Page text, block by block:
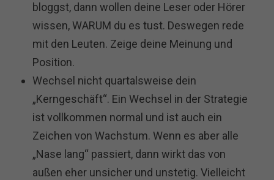
bloggst, dann wollen deine Leser oder Hörer
wissen, WARUM du es tust. Deswegen rede
mit den Leuten. Zeige deine Meinung und
Position.
Wechsel nicht quartalsweise dein
„Kerngeschäft“. Ein Wechsel in der Strategie
ist vollkommen normal und ist auch ein
Zeichen von Wachstum. Wenn es aber alle
„Nase lang“ passiert, dann wirkt das von
außen eher unsicher und unstetig. Vielleicht